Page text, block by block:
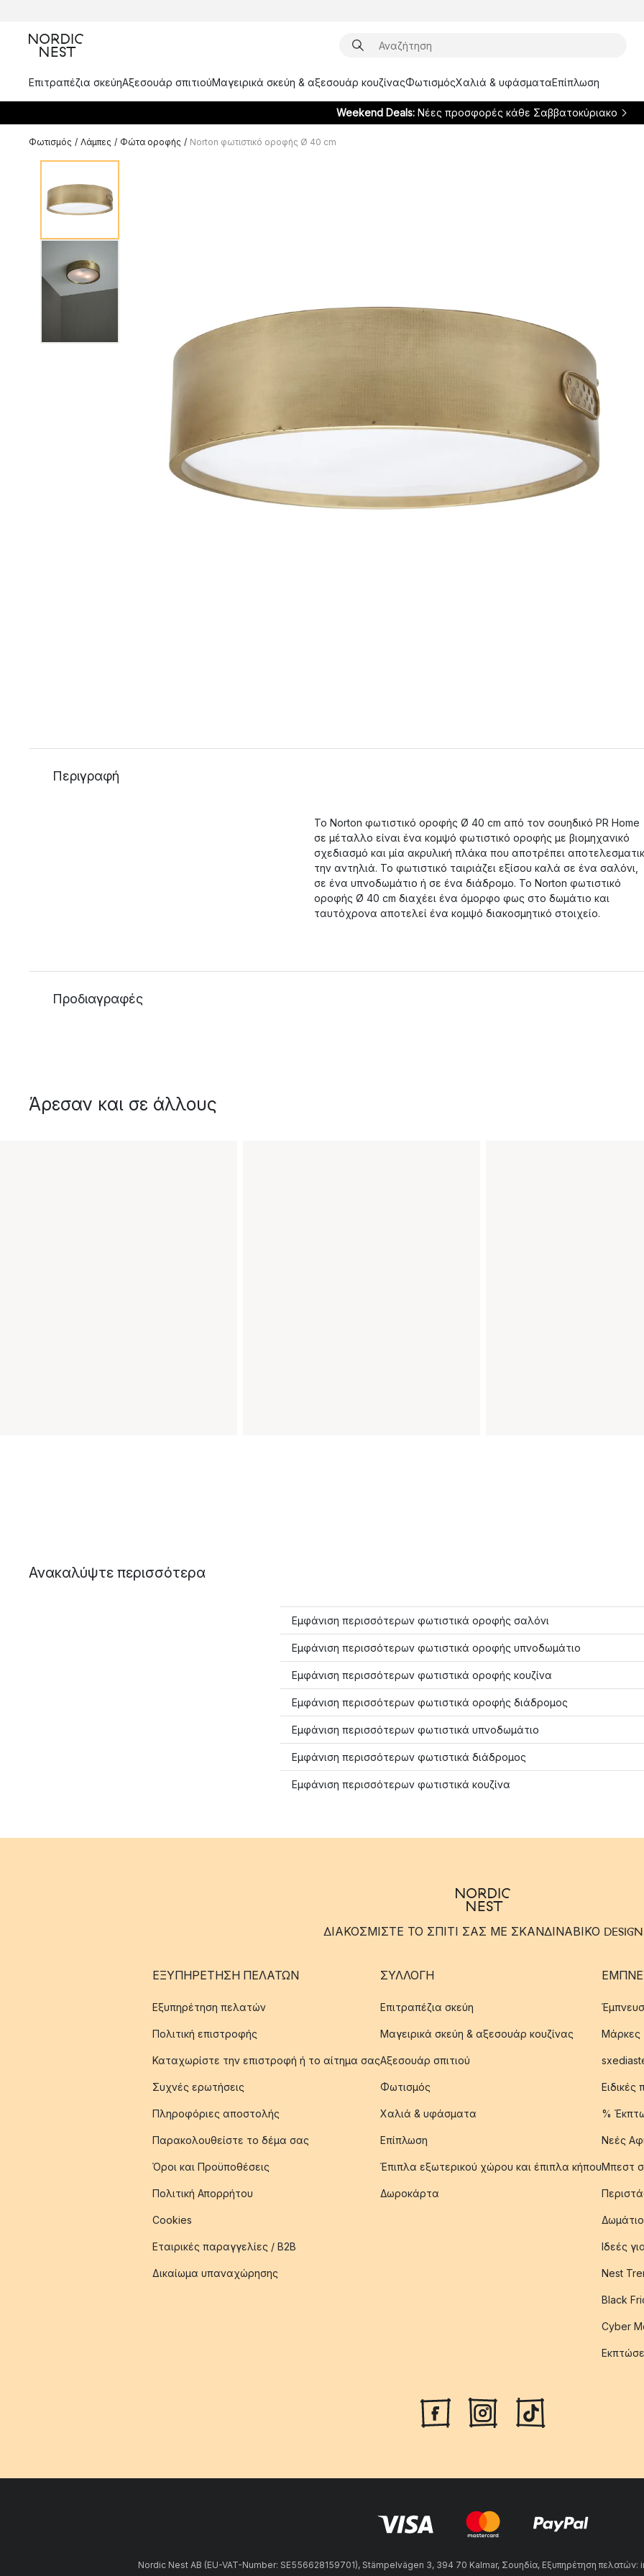
Επιτραπέζια σκεύηΑξεσουάρ σπιτιούΜαγειρικά σκεύη & αξεσουάρ κουζίναςΦωτισμόςΧαλιά & υφάσματαΕπίπλωση
Weekend Deals: Νέες προσφορές κάθε Σαββατοκύριακο
Φωτισμός / Λάμπες / Φώτα οροφής / Norton φωτιστικό οροφής Ø 40 cm
Περιγραφή
Το Norton φωτιστικό οροφής Ø 40 cm από τον σουηδικό PR Home
σε μέταλλο είναι ένα κομψό φωτιστικό οροφής με βιομηχανικό
σχεδιασμό και μία ακρυλική πλάκα που αποτρέπει
την αντηλιά. Το φωτιστικό ταιριάζει εξίσου καλά σε ένα σαλόνι,
σε ένα υπνοδωμάτιο ή σε ένα διάδρομο. Το Norton φωτιστικό
οροφής Ø 40 cm διαχέει ένα όμορφο φως στο δωμάτιο και
ταυτόχρονα αποτελεί ένα κομψό διακοσμητικό στοιχείο.
Προδιαγραφές
Άρεσαν και σε άλλους
Ανακαλύψτε περισσότερα
Εμφάνιση περισσότερων φωτιστικά οροφής σαλόνι
Εμφάνιση περισσότερων φωτιστικά οροφής υπνοδωμάτιο
Εμφάνιση περισσότερων φωτιστικά οροφής κουζίνα
Εμφάνιση περισσότερων φωτιστικά οροφής διάδρομος
Εμφάνιση περισσότερων φωτιστικά υπνοδωμάτιο
Εμφάνιση περισσότερων φωτιστικά διάδρομος
Εμφάνιση περισσότερων φωτιστικά κουζίνα
ΔΙΑΚΟΣΜΙΣΤΕ ΤΟ ΣΠΙΤΙ ΣΑΣ ΜΕ ΣΚΑΝΔΙΝΑΒΙΚΟ DESIGN
ΕΞΥΠΗΡΈΤΗΣΗ ΠΕΛΑΤΏΝ
Εξυπηρέτηση πελατών
Πολιτική επιστροφής
Καταχωρίστε την επιστροφή ή το αίτημα σας
Συχνές ερωτήσεις
Πληροφόριες αποστολής
Παρακολουθείστε το δέμα σας
Όροι και Προϋποθέσεις
Πολιτική Απορρήτου
Cookies
Εταιρικές παραγγελίες / B2B
Δικαίωμα υπαναχώρησης
ΣΥΛΛΟΓΉ
Επιτραπέζια σκεύη
Μαγειρικά σκεύη & αξεσουάρ κουζίνας
Αξεσουάρ σπιτιού
Φωτισμός
Χαλιά & υφάσματα
Επίπλωση
Έπιπλα εξωτερικού χώρου και έπιπλα κήπου
Δωροκάρτα
Μάρκες
%
Νεές
Μπεστ
Δωμάτιο
Ιδεές
Nest
Black
Cyber
Nordic Nest AB (EU-VAT-Number: SE556628159701), Stämpelvägen 3, 394 70 Kalmar, Σουηδία, Εξυπηρέτηση